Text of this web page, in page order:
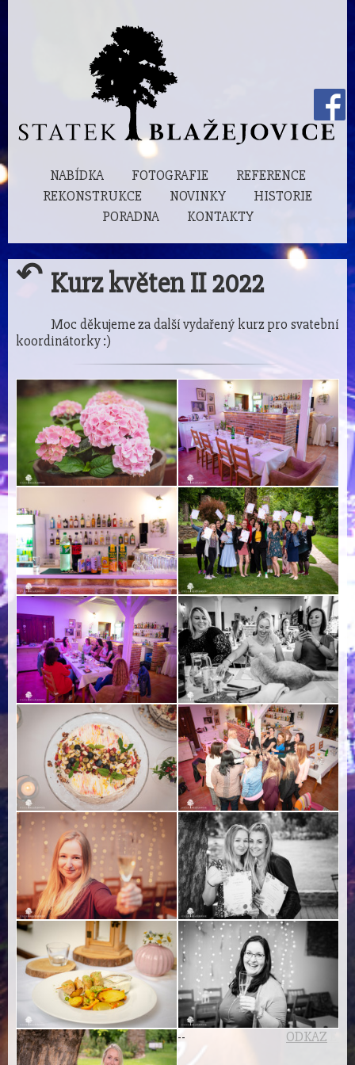
NABÍDKA FOTOGRAFIE
REFERENCE
REKONSTRUKCE
NOVINKY
HISTORIE
PORADNA
KONTAKTY
↶ Kurz květen II 2022
Moc děkujeme za další vydařený kurz pro svatební
koordinátorky :)
- ODKAZ
-